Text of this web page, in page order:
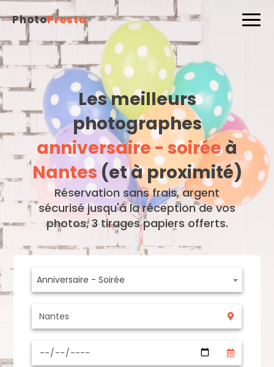
PhotoPresta
Les meilleurs
photographes
anniversaire - soiréeà
Nantes (et à proximité)
Réservation sans frais, argent
sécurisé jusqu'à la réception de vos
photos, 3 tirages papiers offerts.
Anniversaire - Soirée